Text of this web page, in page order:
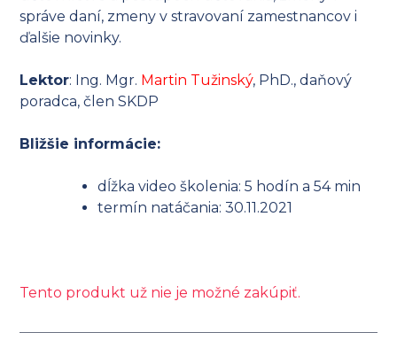
správe daní, zmeny v stravovaní zamestnancov i
ďalšie novinky.
Lektor: Ing. Mgr. Martin Tužinský, PhD., daňový
poradca, člen SKDP
Bližšie informácie:
dĺžka video školenia: 5 hodín a 54 min
termín natáčania: 30.11.2021
Tento produkt už nie je možné zakúpiť.